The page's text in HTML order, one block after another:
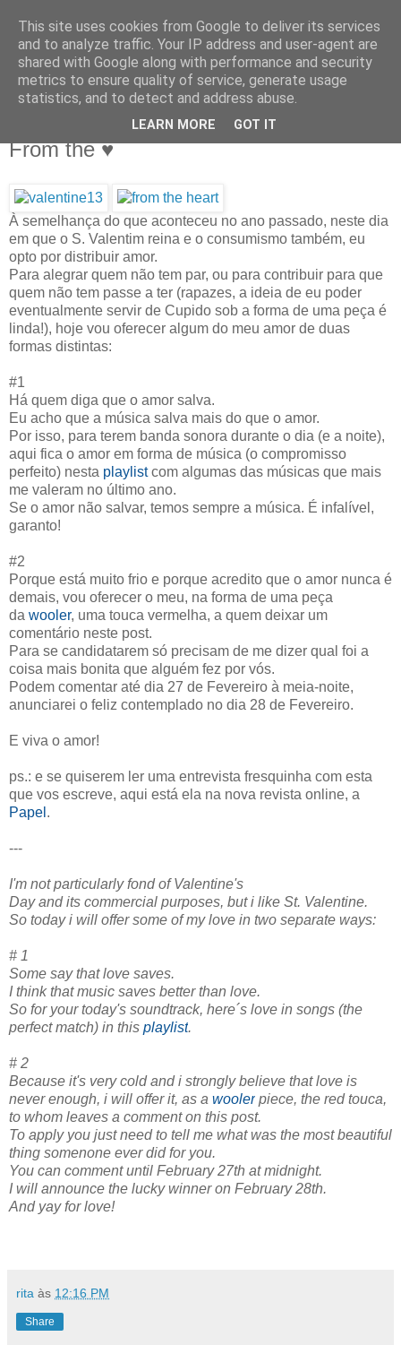
IN MY POCKET
all the things and people that i bring along with me everyday
From the ♥
À semelhança do que aconteceu no ano passado, neste dia
em que o S. Valentim reina e o consumismo também, eu
opto por distribuir amor.
Para alegrar quem não tem par, ou para contribuir para que
quem não tem passe a ter (rapazes, a ideia de eu poder
eventualmente servir de Cupido sob a forma de uma peça é
linda!), hoje vou oferecer algum do meu amor de duas
formas distintas:
#1
Há quem diga que o amor salva.
Eu acho que a música salva mais do que o amor.
Por isso, para terem banda sonora durante o dia (e a noite),
aqui fica o amor em forma de música (o compromisso
perfeito) nesta playlist com algumas das músicas que mais
me valeram no último ano.
Se o amor não salvar, temos sempre a música. É infalível,
garanto!
#2
Porque está muito frio e porque acredito que o amor nunca é
demais, vou oferecer o meu, na forma de uma peça
da wooler, uma touca vermelha, a quem deixar um
comentário neste post.
Para se candidatarem só precisam de me dizer qual foi a
coisa mais bonita que alguém fez por vós.
Podem comentar até dia 27 de Fevereiro à meia-noite,
anunciarei o feliz contemplado no dia 28 de Fevereiro.
E viva o amor!
ps.: e se quiserem ler uma entrevista fresquinha com esta
que vos escreve, aqui está ela na nova revista online, a
Papel .
---
I'm not particularly fond of Valentine's
Day and its commercial purposes, but i like St. Valentine.
So today i will offer some of my love in two separate ways:
# 1
Some say that love saves.
I think that music saves better than love.
So for yourtoday's soundtrack, here´s love in songs (the
perfect match) in this playlist.
# 2
Because it's very cold and i strongly believe that love is
never enough, i will offer it, as a wooler piece, the red touca,
to whom leaves a comment on this post.
To apply you just need to tell me what was the most beautiful
thing somenone ever did for you.
You can comment until February 27th at midnight.
I will announce the lucky winner on February 28th.
And yay for love!
rita às 12:16 PM
Share
This site uses cookies from Google to deliver its services
and to analyze traffic. Your IP address and user-agent are
shared with Google along with performance and security
metrics to ensure quality of service, generate usage
statistics, and to detect and address abuse.
LEARN MORE GOT IT